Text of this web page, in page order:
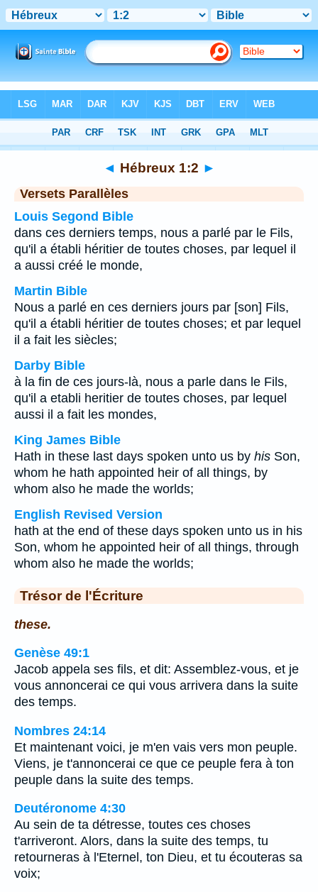
Chapitre 1 > Verset 2
◄ Hébreux 1:2 ►
Versets Parallèles
Louis Segond Bible
dans ces derniers temps, nous a parlé par le Fils,
qu'il a établi héritier de toutes choses, par lequel il
a aussi créé le monde,
Martin Bible
Nous a parlé en ces derniers jours par [son] Fils,
qu'il a établi héritier de toutes choses; et par lequel
il a fait les siècles;
Darby Bible
à la fin de ces jours-là, nous a parle dans le Fils,
qu'il a etabli heritier de toutes choses, par lequel
aussi il a fait les mondes,
King James Bible
Hath in these last days spoken unto us by his Son,
whom he hath appointed heir of all things, by
whom also he made the worlds;
English Revised Version
hath at the end of these days spoken unto us in his
Son, whom he appointed heir of all things, through
whom also he made the worlds;
Trésor de l'Écriture
these.
Genèse 49:1
Jacob appela ses fils, et dit: Assemblez-vous, et je
vous annoncerai ce qui vous arrivera dans la suite
des temps.
Nombres 24:14
Et maintenant voici, je m'en vais vers mon peuple.
Viens, je t'annoncerai ce que ce peuple fera à ton
peuple dans la suite des temps.
Deutéronome 4:30
Au sein de ta détresse, toutes ces choses
t'arriveront. Alors, dans la suite des temps, tu
retourneras à l'Eternel, ton Dieu, et tu écouteras sa
voix;